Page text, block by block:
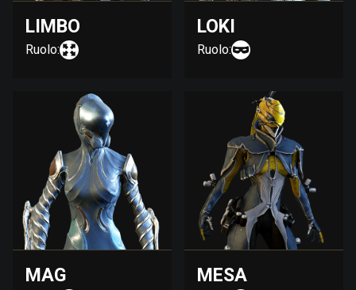
LIMBO
Ruolo:
LOKI
Ruolo:
MAG MESA